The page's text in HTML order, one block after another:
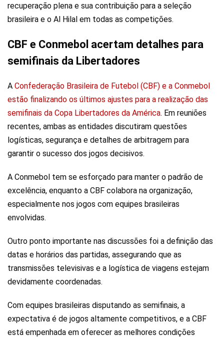
recuperação plena e sua contribuição para a seleção
brasileira e o Al Hilal em todas as competições.
CBF e Conmebol acertam detalhes para
semifinais da Libertadores
A Confederação Brasileira de Futebol (CBF) e a Conmebol
estão finalizando os últimos ajustes para a realização das
semifinais da Copa Libertadores da América. Em reuniões
recentes, ambas as entidades discutiram questões
logísticas, segurança e detalhes de arbitragem para
garantir o sucesso dos jogos decisivos.
A Conmebol tem se esforçado para manter o padrão de
excelência, enquanto a CBF colabora na organização,
especialmente nos jogos com equipes brasileiras
envolvidas.
Outro ponto importante nas discussões foi a definição das
datas e horários das partidas, assegurando que as
transmissões televisivas e a logística de viagens estejam
devidamente coordenadas.
Com equipes brasileiras disputando as semifinais, a
expectativa é de jogos altamente competitivos, e a CBF
está empenhada em oferecer as melhores condições